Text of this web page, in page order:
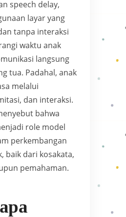
speech delay,
layar yang
tanpa interaksi
waktu anak
langsung
tua. Padahal, anak
melalui
dan interaksi.
bahwa
role model
perkembangan
baik dari kosakata,
pemahaman.